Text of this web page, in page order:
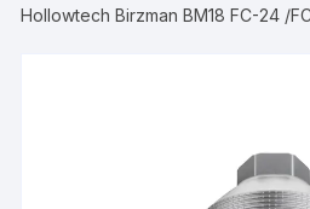
Hollowtech Birzman BM18 FC-24 /